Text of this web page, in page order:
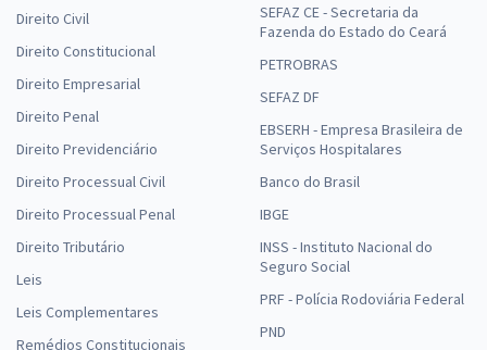
Direito Civil
Direito Constitucional
Direito Empresarial
Direito Penal
Direito Previdenciário
Direito Processual Civil
Direito Processual Penal
Direito Tributário
Leis
Leis Complementares
Remédios Constitucionais
SEFAZ CE - Secretaria da
Fazenda do Estado do Ceará
PETROBRAS
SEFAZ DF
EBSERH - Empresa Brasileira de
Serviços Hospitalares
Banco do Brasil
IBGE
INSS - Instituto Nacional do
Seguro Social
PRF - Polícia Rodoviária Federal
PND